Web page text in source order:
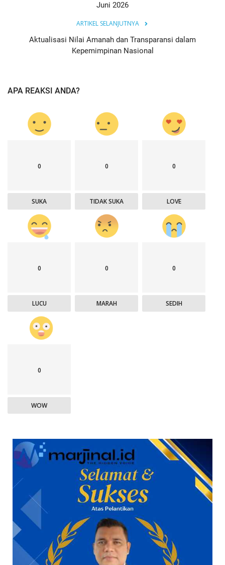
Juni 2026
ARTIKEL SELANJUTNYA
Aktualisasi Nilai Amanah dan Transparansi dalam
Kepemimpinan Nasional
APA REAKSI ANDA?
0
SUKA
0
TIDAK SUKA
0
LOVE
0
LUCU
0
MARAH
0
SEDIH
0
WOW